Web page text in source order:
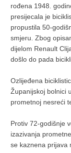
rođena 1948.
presijecala je
propustila 50-
smjeru. Zbog
dijelom Renault
došlo do pada
Ozlijeđena
Županijskoj bolnici
prometnoj nesreći
Protiv 72-godišnje
izazivanja
se kaznena prijava